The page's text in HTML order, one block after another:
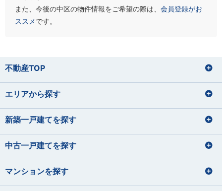
また、今後の中区の物件情報をご希望の際は、 会員登録がお
ススメです。
不動産TOP
エリアから探す
新築一戸建てを探す
中古一戸建てを探す
マンションを探す